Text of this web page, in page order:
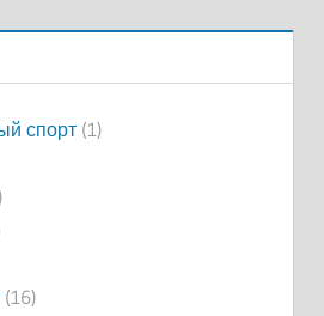
спорт(1)
(16)